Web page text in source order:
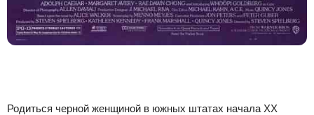
Родиться черной женщиной в южных штатах начала XX